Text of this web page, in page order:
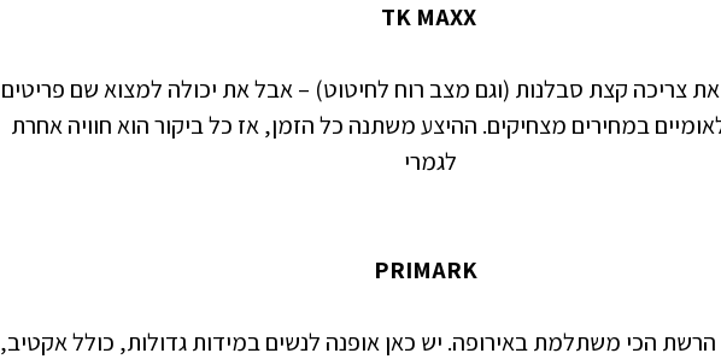
TK MAXX
את צריכה קצת סבלנות (וגם מצב רוח לחיטוט) – אבל את יכולה למצוא שם פריטים
במחירים מצחיקים. ההיצע משתנה כל הזמן, אז כל ביקור הוא חוויה אחרת
לגמרי
PRIMARK
הרשת הכי משתלמת באירופה. יש כאן אופנה לנשים במידות גדולות, כולל אקטיב,